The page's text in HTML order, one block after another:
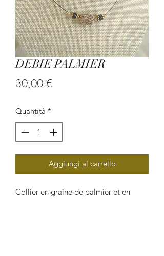
DEBIE PALMIER
30,00 €Prezzo
Quantità *
Aggiungi al carrello
Collier en graine de palmier et en